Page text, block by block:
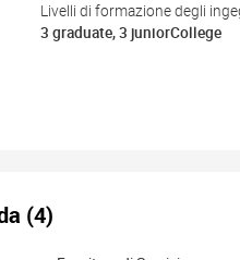
Livelli di formazione degli
3 graduate, 3 juniorCollege
(4)